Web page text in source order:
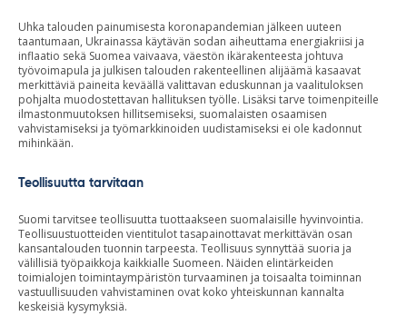
Uhka talouden painumisesta koronapandemian jälkeen uuteen
taantumaan, Ukrainassa käytävän sodan aiheuttama energiakriisi ja
inflaatio sekä Suomea vaivaava, väestön ikärakenteesta johtuva
työvoimapula ja julkisen talouden rakenteellinen alijäämä kasaavat
merkittäviä paineita keväällä valittavan eduskunnan ja vaalituloksen
pohjalta muodostettavan hallituksen työlle. Lisäksi tarve toimenpiteille
ilmastonmuutoksen hillitsemiseksi, suomalaisten osaamisen
vahvistamiseksi ja työmarkkinoiden uudistamiseksi ei ole kadonnut
mihinkään.
Teollisuutta tarvitaan
Suomi tarvitsee teollisuutta tuottaakseen suomalaisille hyvinvointia.
Teollisuustuotteiden vientitulot tasapainottavat merkittävän osan
kansantalouden tuonnin tarpeesta. Teollisuus synnyttää suoria ja
välillisiä työpaikkoja kaikkialle Suomeen. Näiden elintärkeiden
toimialojen toimintaympäristön turvaaminen ja toisaalta toiminnan
vastuullisuuden vahvistaminen ovat koko yhteiskunnan kannalta
keskeisiä kysymyksiä.